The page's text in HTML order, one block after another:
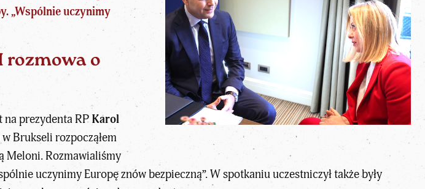
„Wspólnie uczynimy
rozmowa o
prezydenta RP Karol
Brukseli rozpocząłem
Meloni. Rozmawialiśmy
uczynimy Europę znów bezpieczną”. W spotkaniu uczestniczył także były